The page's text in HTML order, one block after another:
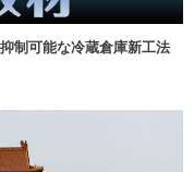
制可能な冷蔵倉庫新工法